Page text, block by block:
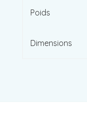
Poids
Dimensions